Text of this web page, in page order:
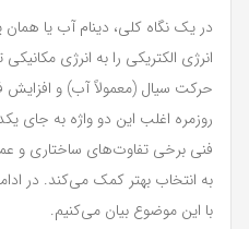
در یک نگاه کلی، دینام آب یا
انرژی الکتریکی را به انرژی
حرکت سیال (معمولاً آب) و افزایش
روزمره اغلب این دو واژه به جای
فنی برخی تفاوت‌های ساختاری و
به انتخاب بهتر کمک می‌کند. در
با این موضوع بیان می‌کنیم.